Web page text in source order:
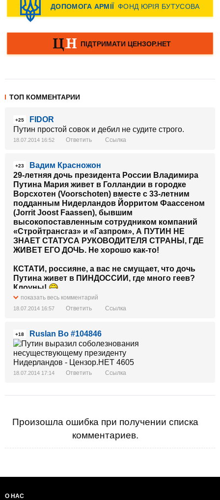
ТОП КОММЕНТАРИИ
+25
FIDOR
Путин простой совок и дебил не судите строго.
18.07.2014 16:52 Ответить Ссылка
+23
Вадим Красножон
29-летняя дочь президента России Владимира
Путина Мария живет в Голландии в городке
Ворсхотен (Voorschoten) вместе с 33-летним
подданным Нидерландов Йорритом Фаассеном
(Jorrit Joost Faassen), бывшим
высокопоставленным сотрудником компаний
«Стройтрансгаз» и «Газпром», А ПУТИН НЕ
ЗНАЕТ СТАТУСА РУКОВОДИТЕЛЯ СТРАНЫ, ГДЕ
ЖИВЕТ ЕГО ДОЧЬ. Не хорошо как-то!
КСТАТИ, россияне, а вас не смущает, что дочь
Путина живет в ПИНДОССИИ, где много геев?
Клоуны!
показать весь комментарий
18.07.2014 16:57 Ответить Ссылка
+18 Ruslan Bo #104846
18.07.2014 17:14 Ответить Ссылка
Произошла ошибка при получении списка
комментариев.
О НАС